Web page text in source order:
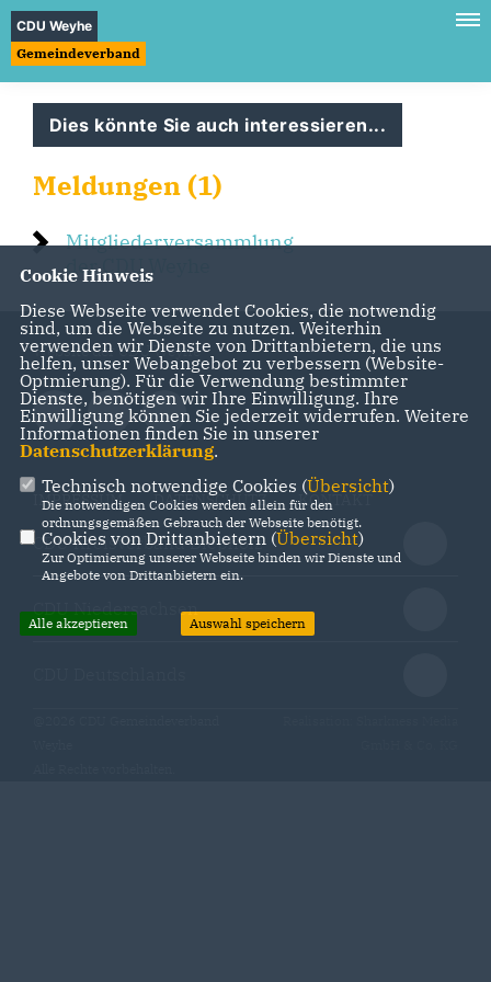
CDU Weyhe
Gemeindeverband
Dies könnte Sie auch interessieren...
Meldungen (1)
Mitgliederversammlung
der CDU Weyhe
Website der CDU Weyhe
IMPRESSUM DATENSCHUTZ KONTAKT
CDU Kreisverband Diepholz
CDU Niedersachsen
Cookie Hinweis
Diese Webseite verwendet Cookies, die notwendig
sind, um die Webseite zu nutzen. Weiterhin
verwenden wir Dienste von Drittanbietern, die uns
helfen, unser Webangebot zu verbessern (Website-
Optmierung). Für die Verwendung bestimmter
Dienste, benötigen wir Ihre Einwilligung. Ihre
Einwilligung können Sie jederzeit widerrufen. Weitere
Informationen finden Sie in unserer
Datenschutzerklärung.
Technisch notwendige Cookies (Übersicht)
Die notwendigen Cookies werden allein für den
ordnungsgemäßen Gebrauch der Webseite benötigt.
Cookies von Drittanbietern (Übersicht)
Zur Optimierung unserer Webseite binden wir Dienste und
Angebote von Drittanbietern ein.
Alle akzeptieren Auswahl speichern